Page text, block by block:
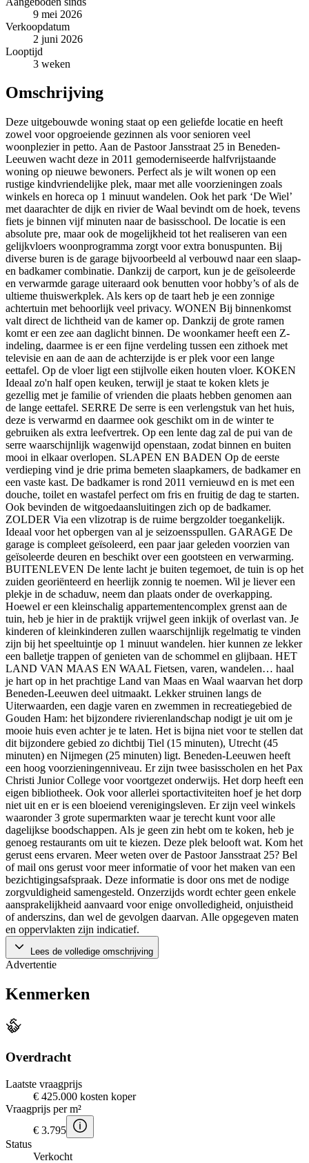
9 mei 2026
Verkoopdatum
2 juni 2026
Looptijd
3 weken
Omschrijving
Deze uitgebouwde woning staat op een geliefde locatie en heeft
zowel voor opgroeiende gezinnen als voor senioren veel
woonplezier in petto. Aan de Pastoor Jansstraat 25 in Beneden-
Leeuwen wacht deze in 2011 gemoderniseerde halfvrijstaande
woning op nieuwe bewoners. Perfect als je wilt wonen op een
rustige kindvriendelijke plek, maar met alle voorzieningen zoals
winkels en horeca op 1 minuut wandelen. Ook het park ‘De Wiel’
met daarachter de dijk en rivier de Waal bevindt om de hoek, tevens
fiets je binnen vijf minuten naar de basisschool. De locatie is een
absolute pre, maar ook de mogelijkheid tot het realiseren van een
gelijkvloers woonprogramma zorgt voor extra bonuspunten. Bij
diverse buren is de garage bijvoorbeeld al verbouwd naar een slaap-
en badkamer combinatie. Dankzij de carport, kun je de geïsoleerde
en verwarmde garage uiteraard ook benutten voor hobby’s of als de
ultieme thuiswerkplek. Als kers op de taart heb je een zonnige
achtertuin met behoorlijk veel privacy. WONEN Bij binnenkomst
valt direct de lichtheid van de kamer op. Dankzij de grote ramen
komt er een zee aan daglicht binnen. De woonkamer heeft een Z-
indeling, daarmee is er een fijne verdeling tussen een zithoek met
televisie en aan de aan de achterzijde is er plek voor een lange
eettafel. Op de vloer ligt een stijlvolle eiken houten vloer. KOKEN
Ideaal zo'n half open keuken, terwijl je staat te koken klets je
gezellig met je familie of vrienden die plaats hebben genomen aan
de lange eettafel. SERRE De serre is een verlengstuk van het huis,
deze is verwarmd en daarmee ook geschikt om in de winter te
gebruiken als extra leefvertrek. Op een lente dag zal de pui van de
serre waarschijnlijk wagenwijd openstaan, zodat binnen en buiten
mooi in elkaar overlopen. SLAPEN EN BADEN Op de eerste
verdieping vind je drie prima bemeten slaapkamers, de badkamer en
een vaste kast. De badkamer is rond 2011 vernieuwd en is met een
douche, toilet en wastafel perfect om fris en fruitig de dag te starten.
Ook bevinden de witgoedaansluitingen zich op de badkamer.
ZOLDER Via een vlizotrap is de ruime bergzolder toegankelijk.
Ideaal voor het opbergen van al je seizoensspullen. GARAGE De
garage is compleet geïsoleerd, een paar jaar geleden voorzien van
geïsoleerde deuren en beschikt over een gootsteen en verwarming.
BUITENLEVEN De lente lacht je buiten tegemoet, de tuin is op het
zuiden georiënteerd en heerlijk zonnig te noemen. Wil je liever een
plekje in de schaduw, neem dan plaats onder de overkapping.
Hoewel er een kleinschalig appartementencomplex grenst aan de
tuin, heb je hier in de praktijk vrijwel geen inkijk of overlast van. Je
kinderen of kleinkinderen zullen waarschijnlijk regelmatig te vinden
zijn bij het speeltuintje op 1 minuut wandelen. hier kunnen ze lekker
een balletje trappen of genieten van de schommel en glijbaan. HET
LAND VAN MAAS EN WAAL Fietsen, varen, wandelen… haal
je hart op in het prachtige Land van Maas en Waal waarvan het dorp
Beneden-Leeuwen deel uitmaakt. Lekker struinen langs de
Uiterwaarden, een dagje varen en zwemmen in recreatiegebied de
Gouden Ham: het bijzondere rivierenlandschap nodigt je uit om je
mooie huis even achter je te laten. Het is bijna niet voor te stellen dat
dit bijzondere gebied zo dichtbij Tiel (15 minuten), Utrecht (45
minuten) en Nijmegen (25 minuten) ligt. Beneden-Leeuwen heeft
een hoog voorzieningenniveau. Er zijn twee basisscholen en het Pax
Christi Junior College voor voortgezet onderwijs. Het dorp heeft een
eigen bibliotheek. Ook voor allerlei sportactiviteiten hoef je het dorp
niet uit en er is een bloeiend verenigingsleven. Er zijn veel winkels
waaronder 3 grote supermarkten waar je terecht kunt voor alle
dagelijkse boodschappen. Als je geen zin hebt om te koken, heb je
genoeg restaurants om uit te kiezen. Deze plek belooft wat. Kom het
gerust eens ervaren. Meer weten over de Pastoor Jansstraat 25? Bel
of mail ons gerust voor meer informatie of voor het maken van een
bezichtigingsafspraak. Deze informatie is door ons met de nodige
zorgvuldigheid samengesteld. Onzerzijds wordt echter geen enkele
aansprakelijkheid aanvaard voor enige onvolledigheid, onjuistheid
of anderszins, dan wel de gevolgen daarvan. Alle opgegeven maten
en oppervlakten zijn indicatief.
Lees de volledige omschrijving
Advertentie
Kenmerken
Overdracht
Laatste vraagprijs
€ 425.000 kosten koper
Vraagprijs per m²
€ 3.795
Status
Verkocht